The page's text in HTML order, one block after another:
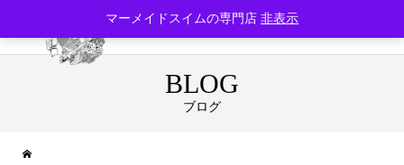
BLOG
ブログ
マーメイドスイムの専門店 非表示